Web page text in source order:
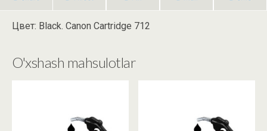
Цвет: Black. Canon Cartridge 712
O'xshash mahsulotlar